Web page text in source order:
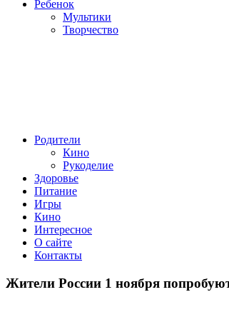
Ребенок
Мультики
Творчество
Родители
Кино
Рукоделие
Здоровье
Питание
Игры
Кино
Интересное
О сайте
Контакты
Жители России 1 ноября